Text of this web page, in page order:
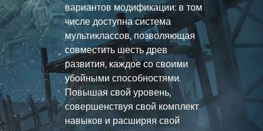
вариантов модификации: в том
числе доступна система
мультиклассов, позволяющая
совместить шесть древ
развития, каждое со своими
убойными способностями.
Повышая свой уровень,
совершенствуя свой комплект
навыков и расширяя свой